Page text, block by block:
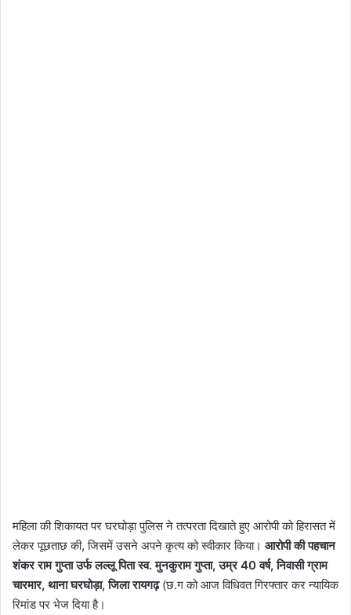
महिला की शिकायत पर घरघोड़ा पुलिस ने तत्परता दिखाते हुए आरोपी को हिरासत में
लेकर पूछताछ की, जिसमें उसने अपने कृत्य को स्वीकार किया। आरोपी की पहचान
शंकर राम गुप्ता उर्फ लल्लू पिता स्व. मुनकुराम गुप्ता, उम्र 40 वर्ष, निवासी ग्राम
चारमार, थाना घरघोड़ा, जिला रायगढ़(छ.ग को आज विधिवत गिरफ्तार कर न्यायिक
रिमांड पर भेज दिया है।